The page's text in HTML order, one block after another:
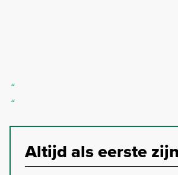
Altijd als eerste